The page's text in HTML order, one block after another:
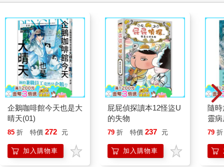
企鵝咖啡館今天也是大
晴天(01)
85 折 特價 272 元
加入購物車
屁屁偵探讀本12怪盜U
的失物
79 折 特價 237 元
加入購物車
隨
靈
分
79 折